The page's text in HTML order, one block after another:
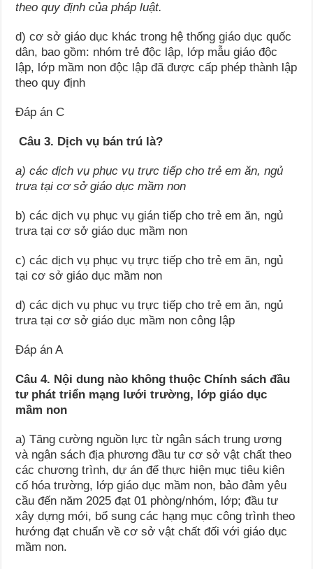
theo quy định của pháp luật.
d) cơ sở giáo dục khác trong hệ thống giáo dục quốc
dân, bao gồm: nhóm trẻ độc lập, lớp mẫu giáo độc
lập, lớp mầm non độc lập đã được cấp phép thành lập
theo quy định
Đáp án C
Câu 3. Dịch vụ bán trú là?
a) các dịch vụ phục vụ trực tiếp cho trẻ em ăn, ngủ
trưa tại cơ sở giáo dục mầm non
b) các dịch vụ phục vụ gián tiếp cho trẻ em ăn, ngủ
trưa tại cơ sở giáo dục mầm non
c) các dịch vụ phục vụ trực tiếp cho trẻ em ăn, ngủ
tại cơ sở giáo dục mầm non
d) các dịch vụ phục vụ trực tiếp cho trẻ em ăn, ngủ
trưa tại cơ sở giáo dục mầm non công lập
Đáp án A
Câu 4. Nội dung nào không thuộc Chính sách đầu
tư phát triển mạng lưới trường, lớp giáo dục
mầm non
a) Tăng cường nguồn lực từ ngân sách trung ương
và ngân sách địa phương đầu tư cơ sở vật chất theo
các chương trình, dự án để thực hiện mục tiêu kiên
cố hóa trường, lớp giáo dục mầm non, bảo đảm yêu
cầu đến năm 2025 đạt 01 phòng/nhóm, lớp; đầu tư
xây dựng mới, bổ sung các hạng mục công trình theo
hướng đạt chuẩn về cơ sở vật chất đối với giáo dục
mầm non.